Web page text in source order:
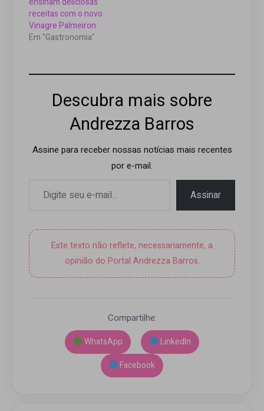
receitas com o novo
Vinagre Palmeiron
Em "Gastronomia"
Descubra mais sobre
Andrezza Barros
Assine para receber nossas notícias mais recentes
por e-mail.
Assinar
Este texto não reflete, necessariamente, a
opinião do Portal Andrezza Barros.
Compartilhe:
WhatsApp
LinkedIn
Facebook